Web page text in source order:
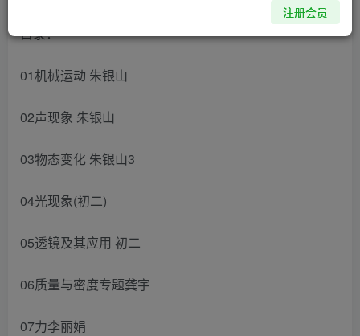
目录：
01机械运动 朱银山
02声现象 朱银山
03物态变化 朱银山3
04光现象(初二)
05透镜及其应用 初二
06质量与密度专题龚宇
07力李丽娟
注册会员